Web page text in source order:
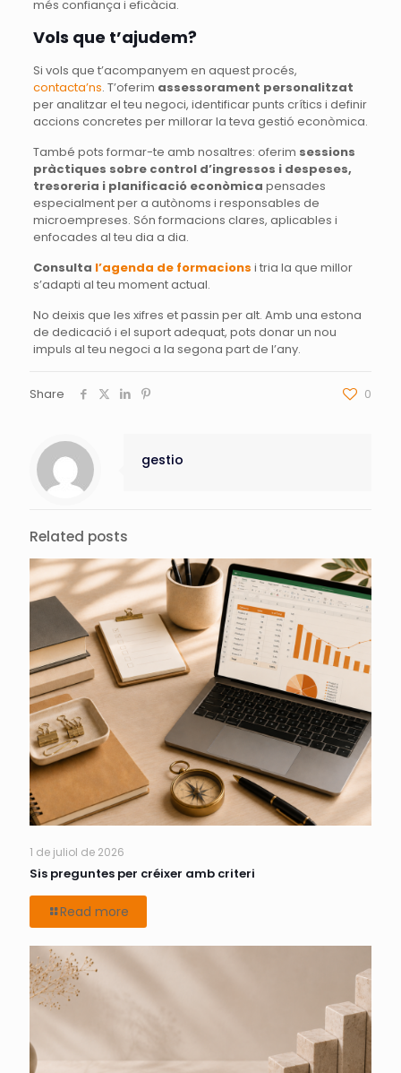
més confiança i eficàcia.
Vols que t’ajudem?
Si vols que t’acompanyem en aquest procés,
contacta’ns. T’oferim assessorament personalitzat
per analitzar el teu negoci, identificar punts crítics i definir
accions concretes per millorar la teva gestió econòmica.
També pots formar-te amb nosaltres: oferim sessions
pràctiques sobre control d’ingressos i despeses,
tresoreria i planificació econòmica pensades
especialment per a autònoms i responsables de
microempreses. Són formacions clares, aplicables i
enfocades al teu dia a dia.
Consulta l’agenda de formacions i tria la que millor
s’adapti al teu moment actual.
No deixis que les xifres et passin per alt. Amb una estona
de dedicació i el suport adequat, pots donar un nou
impuls al teu negoci a la segona part de l’any.
Share 0
gestio
Related posts
1 de juliol de 2026
Sis preguntes per créixer amb criteri
Read more